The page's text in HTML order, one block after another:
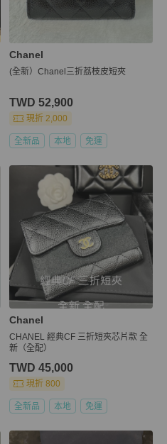
Chanel
(全新）Chanel三折荔枝皮短夾
TWD 52,900
現折 2,000
全新品 本地 免運
Chanel
CHANEL 經典CF 三折短夾芯片款 全
新（全配）
TWD 45,000
現折 800
全新品 本地 免運